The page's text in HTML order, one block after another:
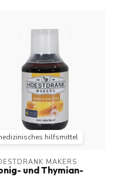
hilfsmittel
MAKERS
und Thymian-